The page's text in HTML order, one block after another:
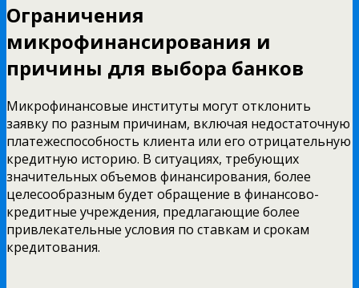
Ограничения
микрофинансирования и
причины для выбора банков
Микрофинансовые институты могут отклонить
заявку по разным причинам, включая недостаточную
платежеспособность клиента или его отрицательную
кредитную историю. В ситуациях, требующих
значительных объемов финансирования, более
целесообразным будет обращение в финансово-
кредитные учреждения, предлагающие более
привлекательные условия по ставкам и срокам
кредитования.